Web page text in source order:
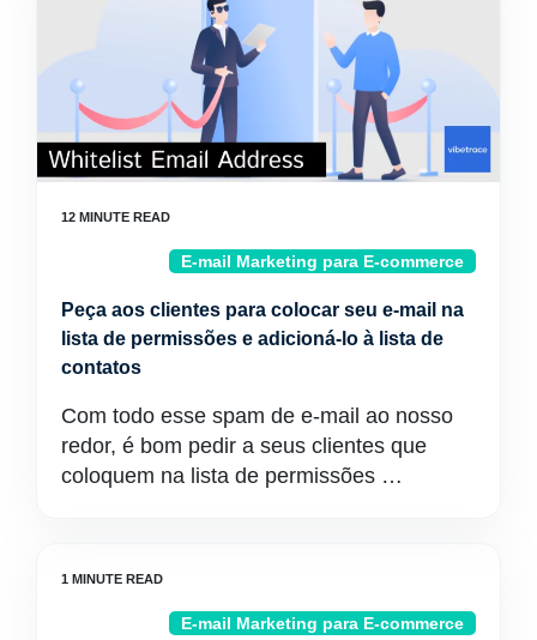
E-mail Marketing para E-commerce
Peça aos clientes para colocar seu e-mail na
lista de permissões e adicioná-lo à lista de
contatos
Com todo esse spam de e-mail ao nosso
redor, é bom pedir a seus clientes que
coloquem na lista de permissões …
E-mail Marketing para E-commerce